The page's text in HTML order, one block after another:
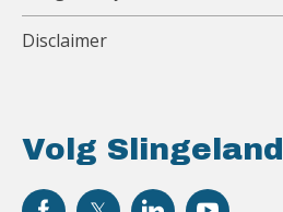
Volg Slingeland
Disclaimer